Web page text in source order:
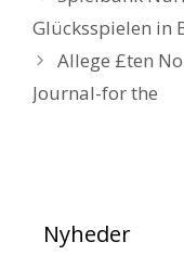
Glücksspielen in
Allege £ten
Journal-for the
Nyheder